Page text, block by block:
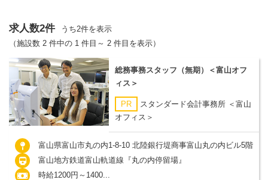
求人数2件
うち2件を表示
（施設数 2 件中の 1 件目～ 2 件目を表示）
総務事務スタッフ（無期）＜富山オフ
ィス＞
PR
スタンダード会計事務所 ＜富山
オフィス＞
富山県富山市丸の内1-8-10 北陸銀行堤商事富山丸の内ビル5階
富山地方鉄道富山軌道線『丸の内停留場』
時給1200円～1400...